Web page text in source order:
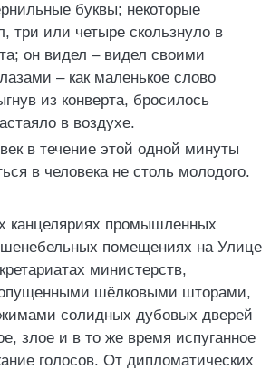
буквы; некоторые
три или четыре скользнуло в
он видел – видел своими
– как маленькое слово
из конверта, бросилось
в воздухе.
в течение этой одной минуты
в человека не столь молодого.
канцеляриях промышленных
помещениях на Улице
министерств,
опущенными шёлковыми шторами,
солидных дубовых дверей
злое и в то же время испуганное
голосов. От дипломатических